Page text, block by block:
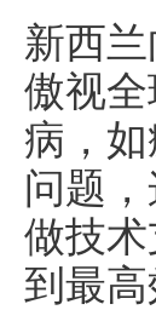
新西
傲视
病，
问题
做技
到最高